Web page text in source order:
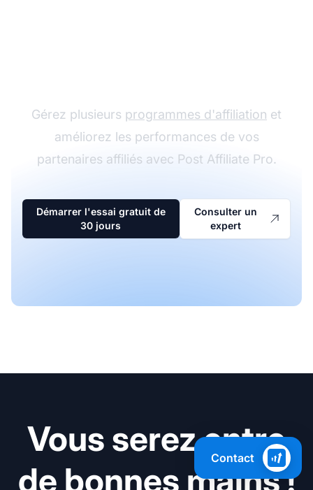
Gérez plusieurs programmes d'affiliation et
améliorez les performances de vos
partenaires affiliés avec Post Affiliate Pro.
Démarrer l'essai gratuit de
30 jours
Consulter un
expert
Vous serez entre
de bonnes mains !
Contact